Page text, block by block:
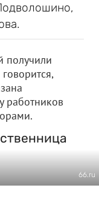
получили
работников
66.ru